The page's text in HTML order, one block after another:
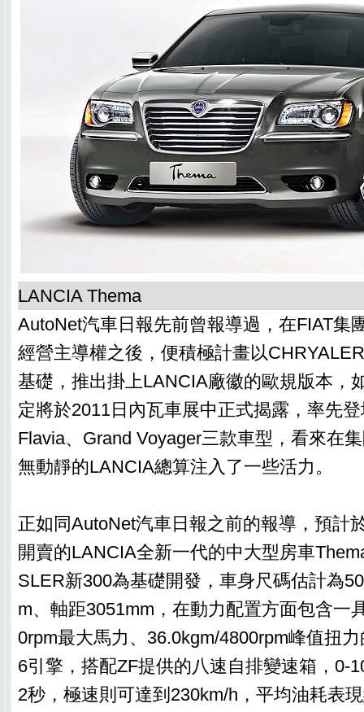
LANCIA Thema
AutoNet汽車日報先前曾報導過，在FIAT集
經營主導權之後，便積極計畫以
基礎，推出掛上LANCIA廠徽的歐規版本，
定將於2011日內瓦車展中正式揭露，率先
Flavia、Grand Voyager三款車型，看來在
無動靜的LANCIA總算注入了一些活力。
正如同AutoNet汽車日報之前的報導，預計
開賣的LANCIA全新一代的中大型房車
SLER新300為基礎開發，車身尺碼估計為
m、軸距3051mm，在動力配置方面包含一
0rpm最大馬力、36.0kgm/4800rpm峰值扭
6引擎，搭配ZF提供的八速自排變速箱，0-
2秒，極速則可達到230km/h，平均油耗表